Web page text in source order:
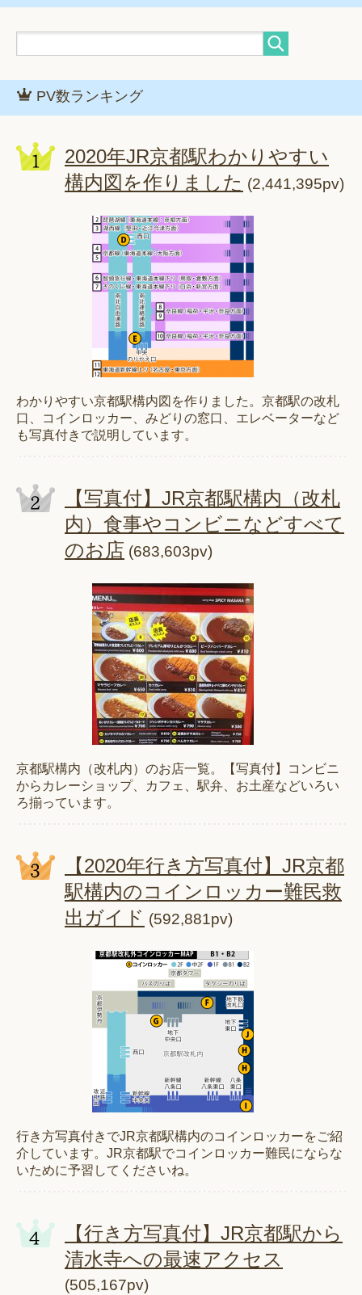
PV数ランキング
2020年JR京都駅わかりやすい
構内図を作りました (2,441,395pv)
わかりやすい京都駅構内図を作りました。京都駅の改札
口、コインロッカー、みどりの窓口、エレベーターなど
も写真付きで説明しています。
【写真付】JR京都駅構内（改札
内）食事やコンビニなどすべて
のお店 (683,603pv)
京都駅構内（改札内）のお店一覧。【写真付】コンビニ
からカレーショップ、カフェ、駅弁、お土産などいろい
ろ揃っています。
【2020年行き方写真付】JR京都
駅構内のコインロッカー難民救
出ガイド (592,881pv)
行き方写真付きでJR京都駅構内のコインロッカーをご紹
介しています。JR京都駅でコインロッカー難民にならな
いために予習してくださいね。
【行き方写真付】JR京都駅から
清水寺への最速アクセス
(505,167pv)